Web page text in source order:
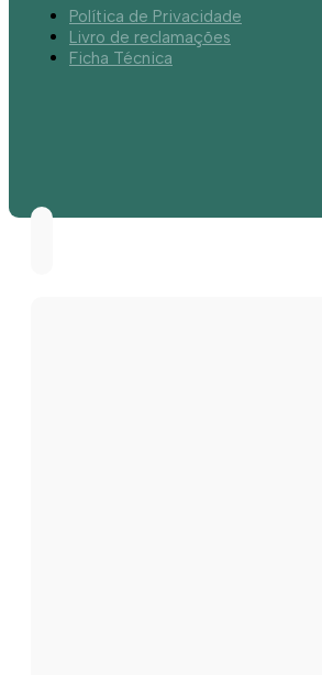
Política de Privacidade
Livro de reclamações
Ficha Técnica